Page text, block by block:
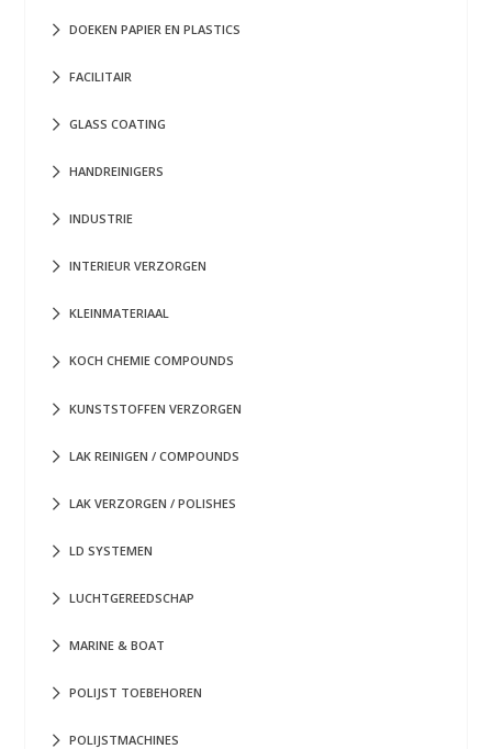
DOEKEN PAPIER EN PLASTICS
FACILITAIR
GLASS COATING
HANDREINIGERS
INDUSTRIE
INTERIEUR VERZORGEN
KLEINMATERIAAL
KOCH CHEMIE COMPOUNDS
KUNSTSTOFFEN VERZORGEN
LAK REINIGEN / COMPOUNDS
LAK VERZORGEN / POLISHES
LD SYSTEMEN
LUCHTGEREEDSCHAP
MARINE & BOAT
POLIJST TOEBEHOREN
POLIJSTMACHINES